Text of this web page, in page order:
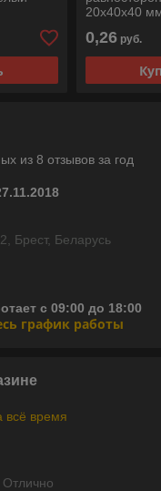
20х40х40
0,26руб.
из 8 отзывов за год
Брест, Беларусь
с 09:00 до 18:00
график работы
всё время
Отлично